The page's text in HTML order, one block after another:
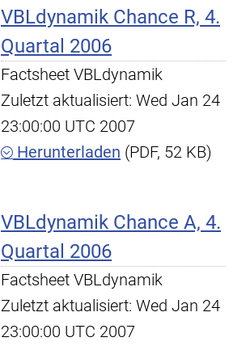
VBLdynamik Chance R, 4.
Quartal 2006
Factsheet VBLdynamik
Zuletzt aktualisiert: Wed Jan 24
23:00:00 UTC 2007
Herunterladen (PDF, 52 KB)
VBLdynamik Chance A, 4.
Quartal 2006
Factsheet VBLdynamik
Zuletzt aktualisiert: Wed Jan 24
23:00:00 UTC 2007